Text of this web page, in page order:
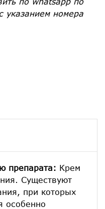
указанием номера
препарата: Крем
Существуют
при которых
особенно